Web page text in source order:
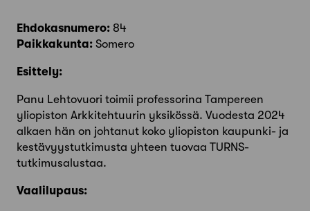
Ehdokasnumero: 84
Paikkakunta: Somero
Esittely:
Panu Lehtovuori toimii professorina Tampereen
yliopiston Arkkitehtuurin yksikössä. Vuodesta 2024
alkaen hän on johtanut koko yliopiston kaupunki- ja
kestävyystutkimusta yhteen tuovaa TURNS-
tutkimusalustaa.
Vaalilupaus: